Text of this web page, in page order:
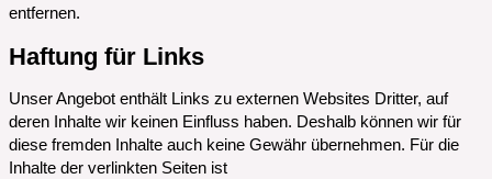
entfernen.
Haftung für Links
Unser Angebot enthält Links zu externen Websites Dritter, auf
deren Inhalte wir keinen Einfluss haben. Deshalb können wir für
diese fremden Inhalte auch keine Gewähr übernehmen. Für die
Inhalte der verlinkten Seiten ist